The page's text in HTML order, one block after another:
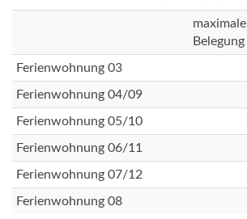
maximale
Belegung
Ferienwohnung 03
Ferienwohnung 04/09
Ferienwohnung 05/10
Ferienwohnung 06/11
Ferienwohnung 07/12
Ferienwohnung 08